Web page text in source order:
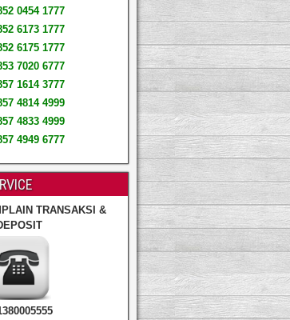
0454 1777
6173 1777
6175 1777
7020 6777
1614 3777
4814 4999
4833 4999
4949 6777
TRANSAKSI &